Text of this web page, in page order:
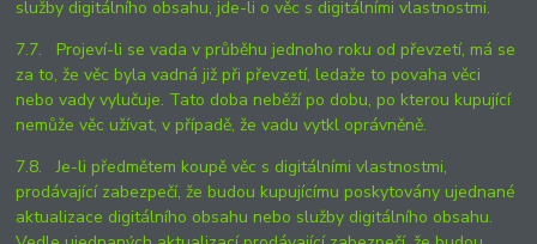
služby digitálního obsahu, jde-li o věc s digitálními vlastnostmi.
7.7. Projeví-li se vada v průběhu jednoho roku od převzetí, má se
za to, že věc byla vadná již při převzetí, ledaže to povaha věci
nebo vady vylučuje. Tato doba neběží po dobu, po kterou kupující
nemůže věc užívat, v případě, že vadu vytkl oprávněně.
7.8. Je-li předmětem koupě věc s digitálními vlastnostmi,
prodávající zabezpečí, že budou kupujícímu poskytovány ujednané
aktualizace digitálního obsahu nebo služby digitálního obsahu.